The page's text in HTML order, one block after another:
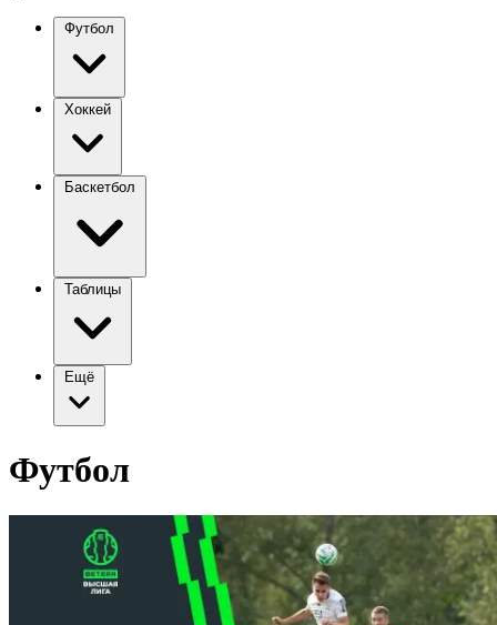
Футбол
Хоккей
Баскетбол
Таблицы
Ещё
Футбол